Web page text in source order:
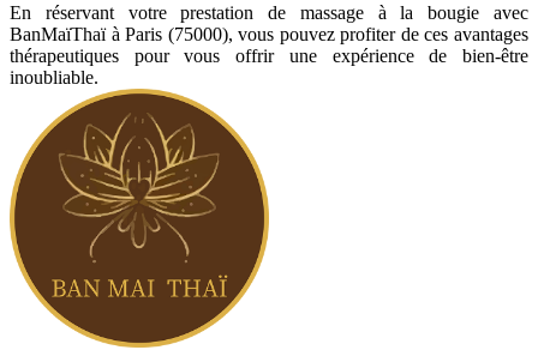
En réservant votre prestation de massage à la bougie avec
BanMaïThaï à Paris (75000), vous pouvez profiter de ces avantages
thérapeutiques pour vous offrir une expérience de bien-être
inoubliable.